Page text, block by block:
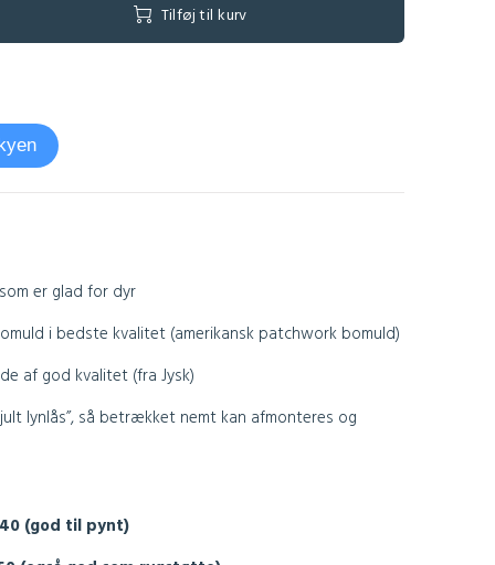
Tilføj til kurv
er glad for dyr
i bedste kvalitet (amerikansk patchwork bomuld)
af god kvalitet (fra Jysk)
lynlås”, så betrækket nemt kan afmonteres og
(god til pynt)